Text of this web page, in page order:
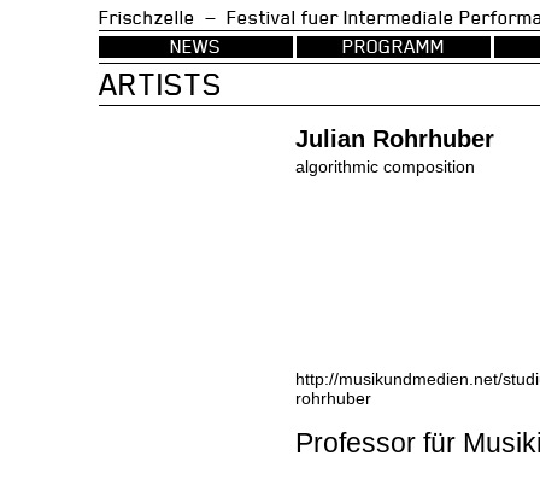
Frischzelle — Festival fuer
NEWS
PROGRAMM
ARTISTS
Julian Rohrhuber
algorithmic composition
http://musikundmedien.net/
rohrhuber
Professor für